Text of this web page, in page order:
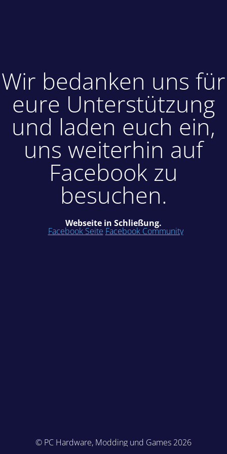
Wir bedanken uns für
eure Unterstützung
und laden euch ein,
uns weiterhin auf
Facebook zu
besuchen.
Webseite in Schließung.
Facebook Seite Facebook Community
© PC Hardware, Modding und Games 2026